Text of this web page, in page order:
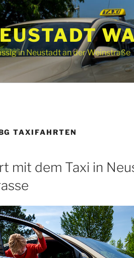
in Neustadt an der Weinstraße
TAXIFAHRTEN
mit dem Taxi in